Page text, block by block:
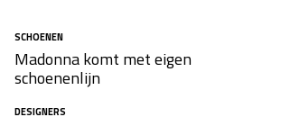
SCHOENEN
Madonna komt met eigen
schoenenlijn
DESIGNERS